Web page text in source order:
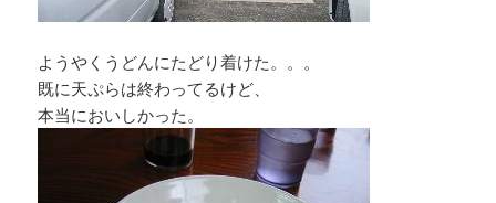
ようやくうどんにたどり着けた。。。
既に天ぷらは終わってるけど、
本当においしかった。